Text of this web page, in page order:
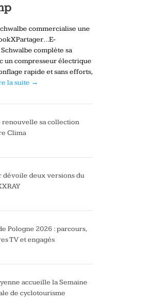
commercialise une
complète sa
un compresseur électrique
rapide et sans efforts,
la suite →
renouvelle sa collection
Clima
dévoile deux versions du
Pologne 2026 : parcours,
TV et engagés
accueille la Semaine
de cyclotourisme